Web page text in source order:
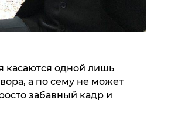
касаются одной лишь
а по сему не может
забавный кадр и